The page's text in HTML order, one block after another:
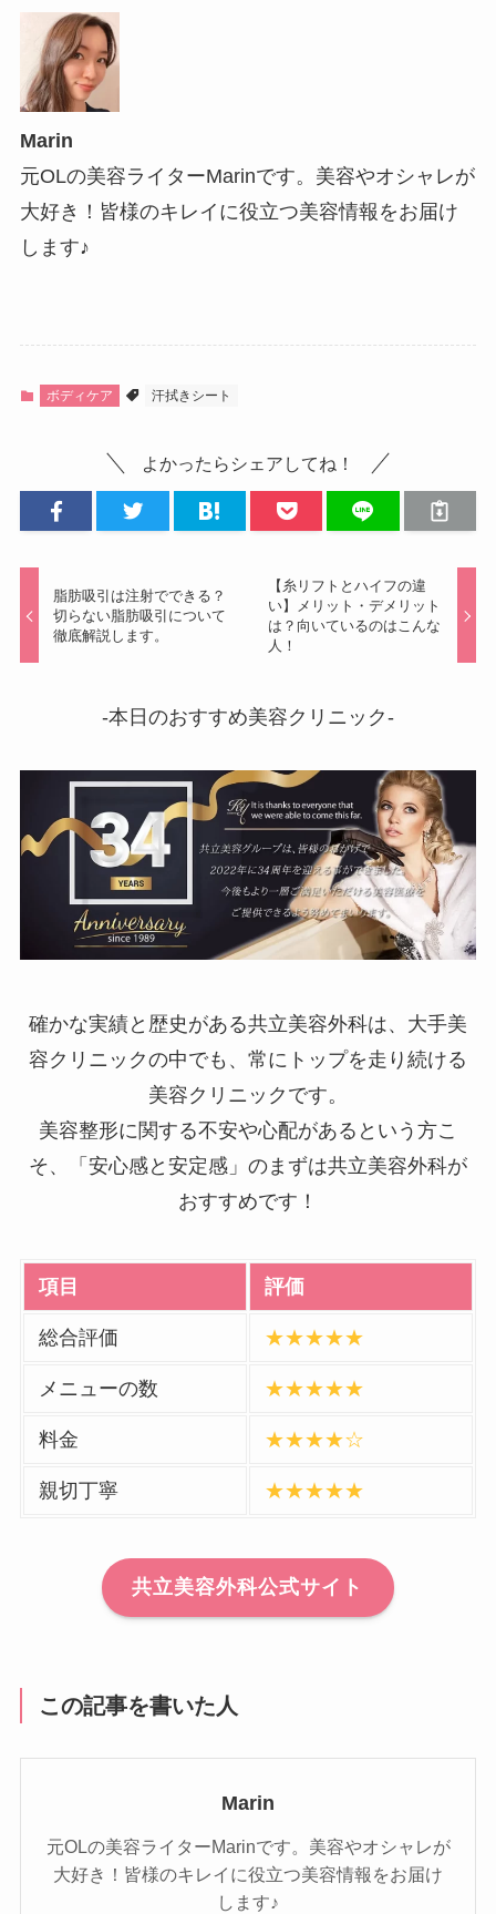
Marin
元OLの美容ライターMarinです。美容やオシャレが
大好き！皆様のキレイに役立つ美容情報をお届け
します♪
ボディケア 汗拭きシート
よかったらシェアしてね！
脂肪吸引は注射でできる？
切らない脂肪吸引について
徹底解説します。
【糸リフトとハイフの違
い】メリット・デメリット
は？向いているのはこんな
人！
-本日のおすすめ美容クリニック-
確かな実績と歴史がある共立美容外科は、大手美
容クリニックの中でも、常にトップを走り続ける
美容クリニックです。
美容整形に関する不安や心配があるという方こ
そ、「安心感と安定感」のまずは共立美容外科が
おすすめです！
項目 評価
総合評価 ★★★★★
メニューの数 ★★★★★
料金 ★★★★☆
親切丁寧 ★★★★★
共立美容外科公式サイト
この記事を書いた人
Marin
元OLの美容ライターMarinです。美容やオシャレが
大好き！皆様のキレイに役立つ美容情報をお届け
します♪